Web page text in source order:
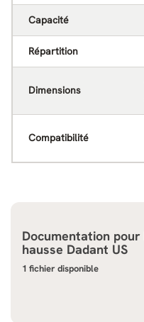
Capacité
Répartition
Dimensions
Compatibilité
Documentation pour
hausse Dadant US
1 fichier disponible